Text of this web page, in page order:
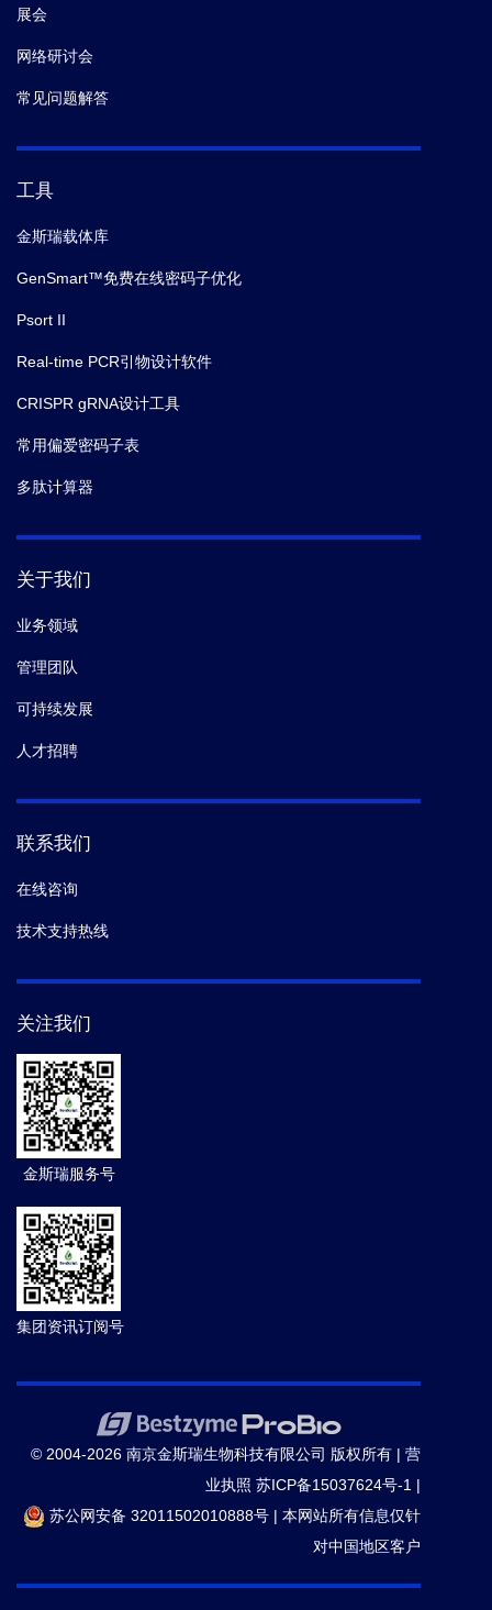
展会
网络研讨会
常见问题解答
工具
金斯瑞载体库
GenSmart™免费在线密码子优化
Psort II
Real-time PCR引物设计软件
CRISPR gRNA设计工具
常用偏爱密码子表
多肽计算器
关于我们
业务领域
管理团队
可持续发展
人才招聘
联系我们
在线咨询
技术支持热线
关注我们
金斯瑞服务号
集团资讯订阅号
© 2004-2026 南京金斯瑞生物科技有限公司 版权所有 | 营
业执照 苏ICP备15037624号-1 |
苏公网安备 32011502010888号 | 本网站所有信息仅针
对中国地区客户